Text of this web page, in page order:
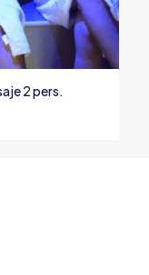
2 pers.